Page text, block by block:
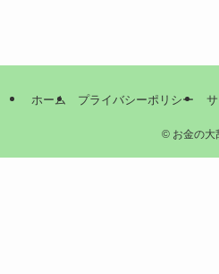
ホーム プライバシーポリシー
©お金の大